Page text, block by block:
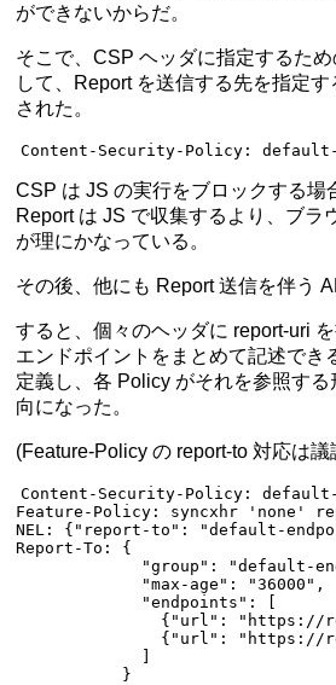
ができないからだ。
そこで、CSP ヘッダに指定するた
して、Report を送信する先を指定す
された。
Content-Security-Policy :
CSP は JS の実行をブロックする場
Report は JS で収集するより、ブラ
が理にかなっている。
その後、他にも Report 送信を伴う
すると、個々のヘッダに report-uri
エンドポイントをまとめて記述でき
定義し、各 Policy がそれを参照す
向になった。
(Feature-Policy の report-to 対応は議
Content-Security-Policy :
Feature-Policy :
syncxhr 'none'
NEL :
{"report-to": "default-
Report-To :
{
"group": "default-
             "max-age": "36000",
             "endpoints": [
               {
"url" :
"https://
               {
"url" :
"https://
             ]
           }